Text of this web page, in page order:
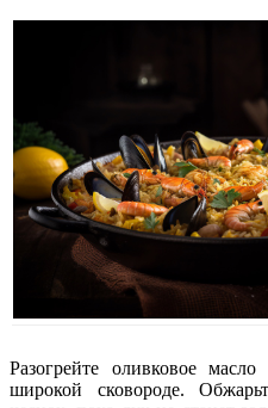
Разогрейте оливковое
широкой сковороде.